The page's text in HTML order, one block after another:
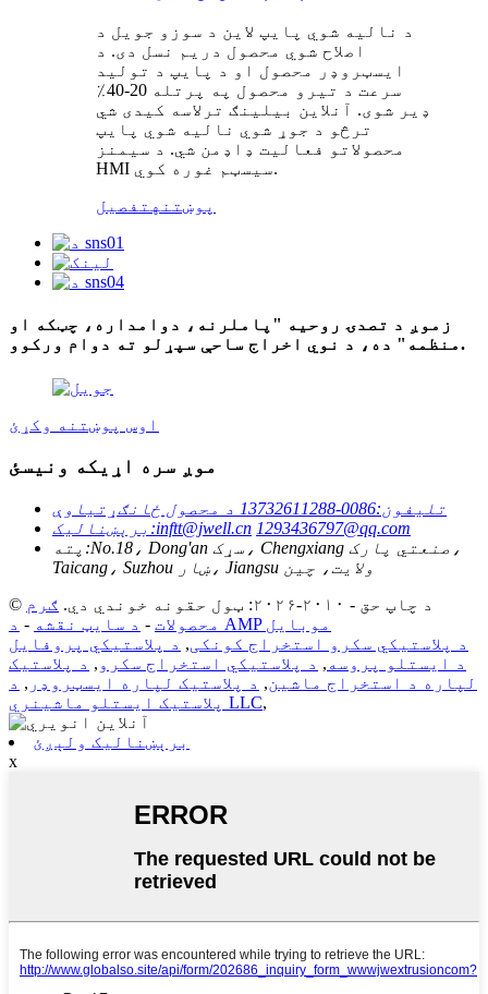
د نالیه شوي پایپ لاین د سوزو جویل د
اصلاح شوي محصول دریم نسل دی. د
ایسټروډر محصول او د پایپ د تولید
سرعت د تیرو محصول په پرتله 20-40٪
ډیر شوی. آنلاین بیلینګ ترلاسه کیدی شي
ترڅو د جوړ شوي نالیه شوي پایپ
محصولاتو فعالیت ډاډمن شي. د سیمنز
HMI سیسټم غوره کوي.
پوښتنه تفصیل
زموږ د تصدۍ روحیه "پاملرنه، دوامداره، چټکه او
منظمه" ده، د نوي اخراج ساحې سپړلو ته دوام ورکوو.
اوس پوښتنه وکړئ
موږ سره اړیکه ونیسئ
تلیفون:0086-13732611288 د محصول ځانګړتیاوې
برېښنالیک:inftt@jwell.cn 1293436797@qq.com
پته:No.18، Dong'an سړک، Chengxiang صنعتي پارک،
Taicang، Suzhou ښار، Jiangsu ولايت، چين
© د چاپ حق - ۲۰۱۰-۲۰۲۶: ټول حقونه خوندي دي.
ګرم
محصولات - د سایټ نقشه -
د AMP موبایل
د پلاستيکي سکرو استخراج کونکی, د پلاستيکي پروفایل
د ایستلو پروسه , د پلاستيکي استخراج سکرو , د پلاستيک
لپاره د استخراج ماشین, د پلاستيک لپاره ايسټروډر , د
پلاستیک ایستلو ماشینري LLC,
برېښنالیک ولېږئ
x